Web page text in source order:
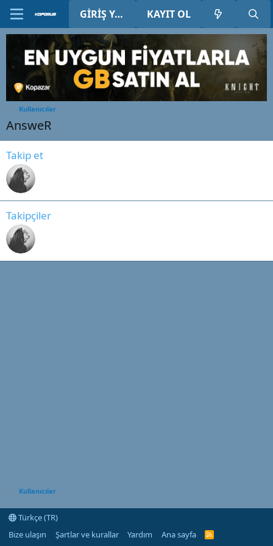
GIRIŞ YAP KAYIT OL
Kullanıcılar
AnsweR
Takip et
Takipçiler
Kullanıcılar
Türkçe (TR)
Bize ulaşın
Şartlar ve kurallar Yardım Ana sayfa
R